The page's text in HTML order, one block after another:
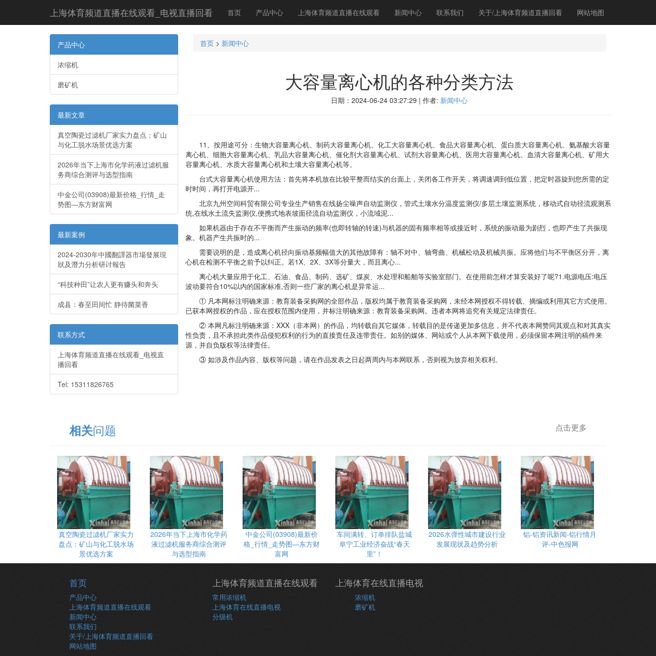
上海体育频道直播在线观看_电视直播回看 首页 产品中心 上海体育频道直播在线观看 新闻中心 联系我们 关于/上海体育频道直播回看 网站地图
产品中心
浓缩机
磨矿机
最新文章
真空陶瓷过滤机厂家实力盘点：矿山
与化工脱水场景优选方案
2026年当下上海市化学药液过滤机服
务商综合测评与选型指南
中金公司(03908)最新价格_行情_走
势图—东方财富网
最新案例
2024-2030年中國翻譯器市場發展現
狀及潛力分析研讨報告
“科技种田”让农人更有赚头和奔头
成县：春至田间忙 静待菌菜香
联系方式
上海体育频道直播在线观看_电视直
播回看
Tel: 15311826765
首页> 新闻中心
大容量离心机的各种分类方法
日期：2024-06-24 03:27:29 | 作者: 新闻中心
11、按用途可分：生物大容量离心机、制药大容量离心机、化工大容量离心机、食品大容量离心机、蛋白质大容量离心机、氨基酸大容量
离心机、细胞大容量离心机、乳品大容量离心机、催化剂大容量离心机、试剂大容量离心机、医用大容量离心机、血清大容量离心机、矿用大
容量离心机、水质大容量离心机和土壤大容量离心机等。
台式大容量离心机使用方法：首先将本机放在比较平整而结实的台面上，关闭各工作开关，将调速调到低位置，把定时器旋到您所需的定
时时间，再打开电源开...
北京九州空间科贸有限公司专业生产销售在线扬尘噪声自动监测仪，管式土壤水分温度监测仪/多层土壤监测系统，移动式自动径流观测系
统,在线水土流失监测仪,便携式地表坡面径流自动监测仪，小流域泥...
如果机器由于存在不平衡而产生振动的频率(也即转轴的转速)与机器的固有频率相等或接近时，系统的振动最为剧烈，也即产生了共振现
象。机器产生共振时的...
需要说明的是，造成离心机径向振动基频幅值大的其他故障有：轴不对中、轴弯曲、机械松动及机械共振。应将他们与不平衡区分开，离
心机在检测不平衡之前予以纠正。若1X、2X、3X等分量大，而且离心...
离心机大量应用于化工、石油、食品、制药、选矿、煤炭、水处理和船舶等实验室部门。在使用前怎样才算安装好了呢?1.电源电压:电压
波动要符合10%以内的国家标准,否则一些厂家的离心机是异常运...
① 凡本网标注明确来源：教育装备采购网的全部作品，版权均属于教育装备采购网，未经本网授权不得转载、摘编或利用其它方式使用。
已获本网授权的作品，应在授权范围内使用，并标注明确来源：教育装备采购网。违者本网将追究有关规定法律责任。
② 本网凡标注明确来源：XXX（非本网）的作品，均转载自其它媒体，转载目的是传递更加多信息，并不代表本网赞同其观点和对其真实
性负责，且不承担此类作品侵犯权利的行为的直接责任及连带责任。如别的媒体、网站或个人从本网下载使用，必须保留本网注明的稿件来
源，并自负版权等法律责任。
③ 如涉及作品内容、版权等问题，请在作品发表之日起两周内与本网联系，否则视为放弃相关权利。
相关问题 点击更多
真空陶瓷过滤机厂家实力
盘点：矿山与化工脱水场
景优选方案
2026年当下上海市化学药
液过滤机服务商综合测评
与选型指南
中金公司(03908)最新价
格_行情_走势图—东方财
富网
车间满转、订单排队盐城
阜宁工业经济奋战“春天
里”！
2026水弹性城市建设行业
发展现状及趋势分析
铝-铝资讯新闻-铝行情月
评-中色报网
首页
产品中心
上海体育频道直播在线观看
新闻中心
联系我们
关于/上海体育频道直播回看
网站地图
上海体育频道直播在线观看
常用浓缩机
上海体育在线直播电视
分级机
上海体育在线直播电视
浓缩机
磨矿机